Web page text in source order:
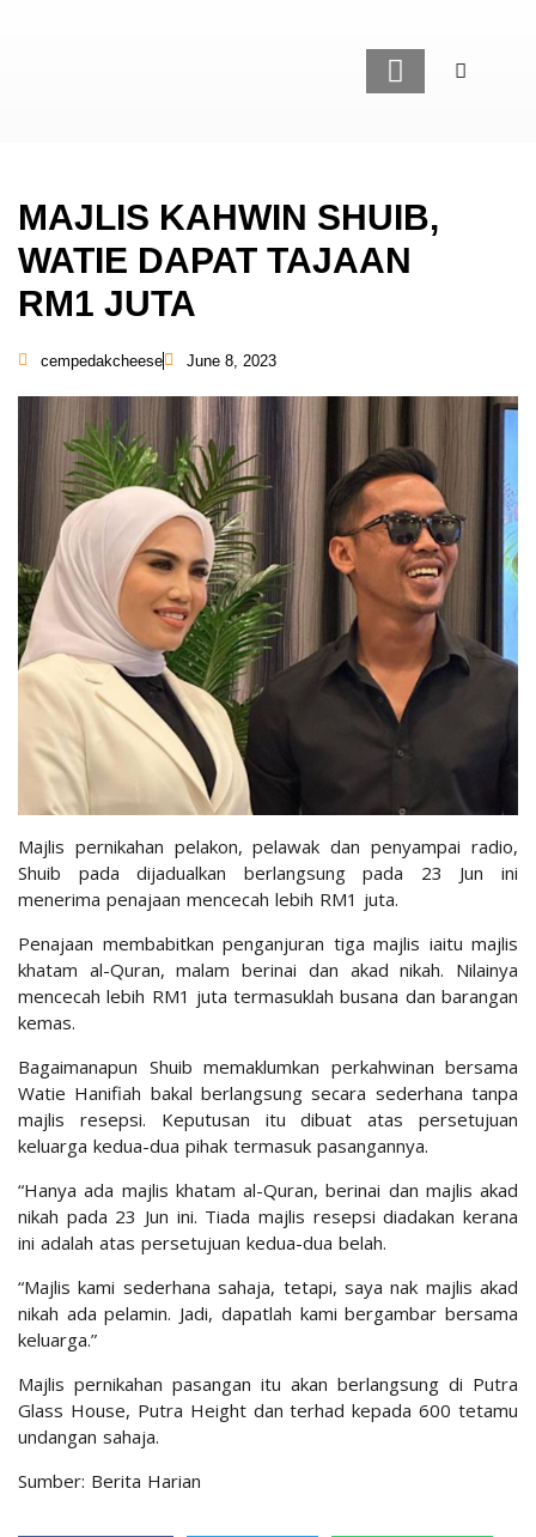
MAJLIS KAHWIN SHUIB,
WATIE DAPAT TAJAAN
RM1 JUTA
cempedakcheese June 8, 2023
Majlis pernikahan pelakon, pelawak dan penyampai radio,
Shuib pada dijadualkan berlangsung pada 23 Jun ini
menerima penajaan mencecah lebih RM1 juta.
Penajaan membabitkan penganjuran tiga majlis iaitu majlis
khatam al-Quran, malam berinai dan akad nikah. Nilainya
mencecah lebih RM1 juta termasuklah busana dan barangan
kemas.
Bagaimanapun Shuib memaklumkan perkahwinan bersama
Watie Hanifiah bakal berlangsung secara sederhana tanpa
majlis resepsi. Keputusan itu dibuat atas persetujuan
keluarga kedua-dua pihak termasuk pasangannya.
“Hanya ada majlis khatam al-Quran, berinai dan majlis akad
nikah pada 23 Jun ini. Tiada majlis resepsi diadakan kerana
ini adalah atas persetujuan kedua-dua belah.
“Majlis kami sederhana sahaja, tetapi, saya nak majlis akad
nikah ada pelamin. Jadi, dapatlah kami bergambar bersama
keluarga.”
Majlis pernikahan pasangan itu akan berlangsung di Putra
Glass House, Putra Height dan terhad kepada 600 tetamu
undangan sahaja.
Sumber: Berita Harian